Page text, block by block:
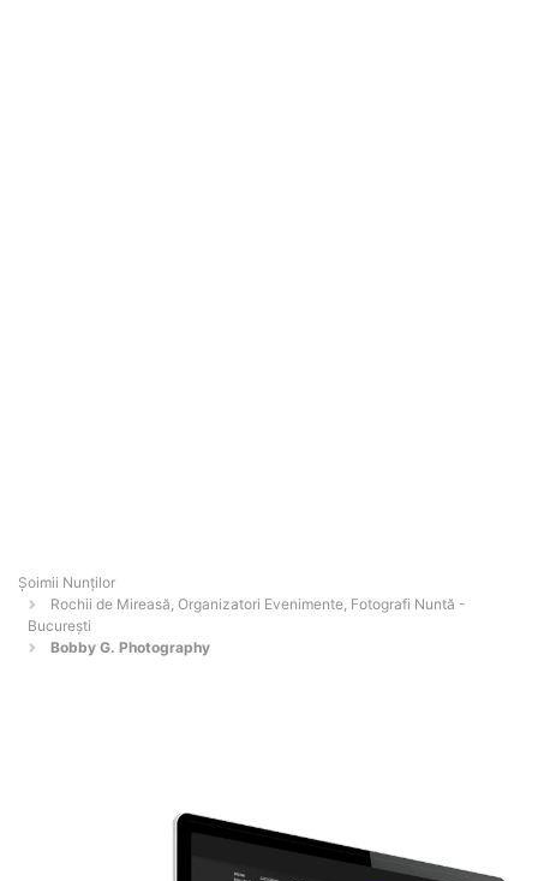
Șoimii Nunților
Rochii de Mireasă, Organizatori Evenimente, Fotografi Nuntă -
Bucureşti
Bobby G. Photography